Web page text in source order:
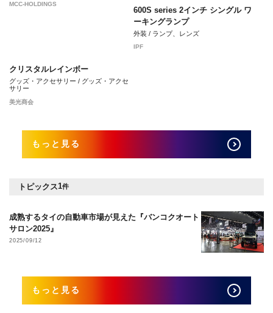
MCC-HOLDINGS
600S series 2インチ シングル ワ
ーキングランプ
外装 / ランプ、レンズ
IPF
クリスタルレインボー
グッズ・アクセサリー / グッズ・アクセ
サリー
美光商会
もっと見る
トピックス1件
成熟するタイの自動車市場が見えた『バンコクオート
サロン2025』
2025/09/12
もっと見る